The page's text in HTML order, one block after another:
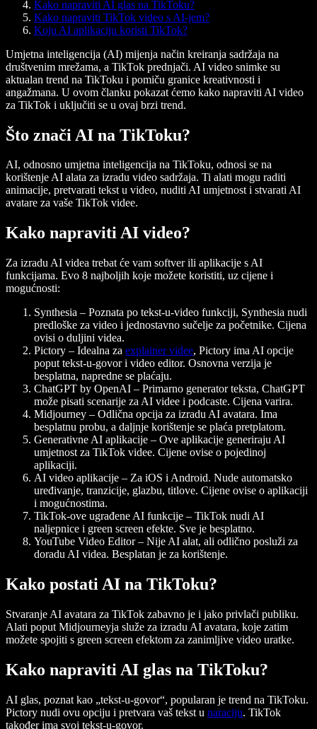
Kako napraviti AI glas na TikToku?
Kako napraviti TikTok video s AI-jem?
Koju AI aplikaciju koristi TikTok?
Umjetna inteligencija (AI) mijenja način kreiranja sadržaja na
društvenim mrežama, a TikTok prednjači. AI video snimke su
aktualan trend na TikToku i pomiču granice kreativnosti i
angažmana. U ovom članku pokazat ćemo kako napraviti AI video
za TikTok i uključiti se u ovaj brzi trend.
Što znači AI na TikToku?
AI, odnosno umjetna inteligencija na TikToku, odnosi se na
korištenje AI alata za izradu video sadržaja. Ti alati mogu raditi
animacije, pretvarati tekst u video, nuditi AI umjetnost i stvarati AI
avatare za vaše TikTok videe.
Kako napraviti AI video?
Za izradu AI videa trebat će vam softver ili aplikacije s AI
funkcijama. Evo 8 najboljih koje možete koristiti, uz cijene i
mogućnosti:
Synthesia – Poznata po tekst-u-video funkciji, Synthesia nudi
predloške za video i jednostavno sučelje za početnike. Cijena
ovisi o duljini videa.
Pictory – Idealna za explainer videe, Pictory ima AI opcije
poput tekst-u-govor i video editor. Osnovna verzija je
besplatna, napredne se plaćaju.
ChatGPT by OpenAI – Primarno generator teksta, ChatGPT
može pisati scenarije za AI videe i podcaste. Cijena varira.
Midjourney – Odlična opcija za izradu AI avatara. Ima
besplatnu probu, a daljnje korištenje se plaća pretplatom.
Generativne AI aplikacije – Ove aplikacije generiraju AI
umjetnost za TikTok videe. Cijene ovise o pojedinoj
aplikaciji.
AI video aplikacije – Za iOS i Android. Nude automatsko
uređivanje, tranzicije, glazbu, titlove. Cijene ovise o aplikaciji
i mogućnostima.
TikTok-ove ugrađene AI funkcije – TikTok nudi AI
naljepnice i green screen efekte. Sve je besplatno.
YouTube Video Editor– Nije AI alat, ali odlično posluži za
doradu AI videa. Besplatan je za korištenje.
Kako postati AI na TikToku?
Stvaranje AI avatara za TikTok zabavno je i jako privlači publiku.
Alati poput Midjourneyja služe za izradu AI avatara, koje zatim
možete spojiti s green screen efektom za zanimljive video uratke.
Kako napraviti AI glas na TikToku?
AI glas, poznat kao „tekst-u-govor“, popularan je trend na TikToku.
Pictory nudi ovu opciju i pretvara vaš tekst u naraciju. TikTok
također ima svoj tekst-u-govor.